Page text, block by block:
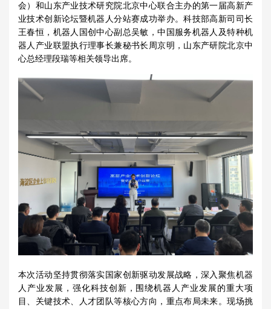
会）和山东产业技术研究院北京中心联合主办的第一届高新产
业技术创新论坛暨机器人分站赛成功举办。科技部高新司司长
王春恒，机器人国创中心副总吴敏，中国服务机器人及特种机
器人产业联盟执行理事长兼秘书长周京明，山东产研院北京中
心总经理段瑞等相关领导出席。
本次活动坚持贯彻落实国家创新驱动发展战略，深入聚焦机器
人产业发展，强化科技创新，围绕机器人产业发展的重大项
目、关键技术、人才团队等核心方向，重点布局未来。现场挑